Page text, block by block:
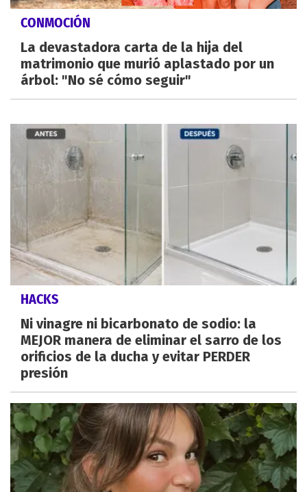
CONMOCIÓN
La devastadora carta de la hija del
matrimonio que murió aplastado por un
árbol: "No sé cómo seguir"
HACKS
Ni vinagre ni bicarbonato de sodio: la
MEJOR manera de eliminar el sarro de los
orificios de la ducha y evitar PERDER
presión